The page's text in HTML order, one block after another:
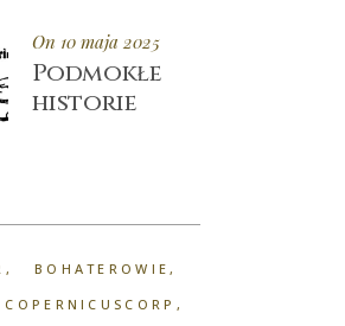
On 10 maja 2025
Podmokłe
historie
BOHATEROWIE
COPERNICUSCORP